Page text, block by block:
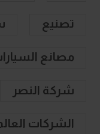
تصنيع
مصانع
شركة النصر
الشركات